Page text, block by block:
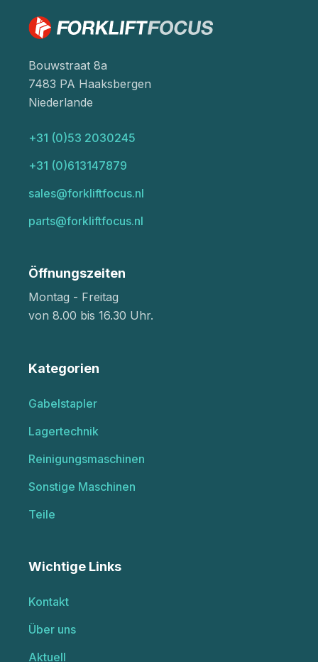
Bouwstraat 8a
7483 PA Haaksbergen
Niederlande
+31 (0)53 2030245
+31 (0)613147879
sales@forkliftfocus.nl
parts@forkliftfocus.nl
Öffnungszeiten
Montag - Freitag
von 8.00 bis 16.30 Uhr.
Kategorien
Gabelstapler
Lagertechnik
Reinigungsmaschinen
Sonstige Maschinen
Teile
Wichtige Links
Kontakt
Über uns
Aktuell